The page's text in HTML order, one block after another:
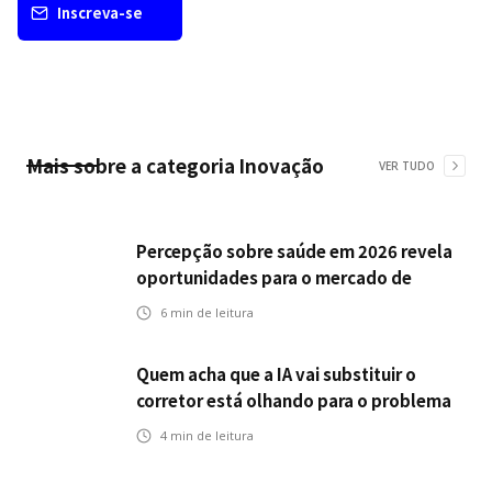
Inscreva-se
Mais sobre a categoria Inovação VER TUDO
Percepção sobre saúde em 2026 revela
oportunidades para o mercado de
seguros ampliar cobertura e prevenção
6 min de leitura
Quem acha que a IA vai substituir o
corretor está olhando para o problema
errado
4 min de leitura